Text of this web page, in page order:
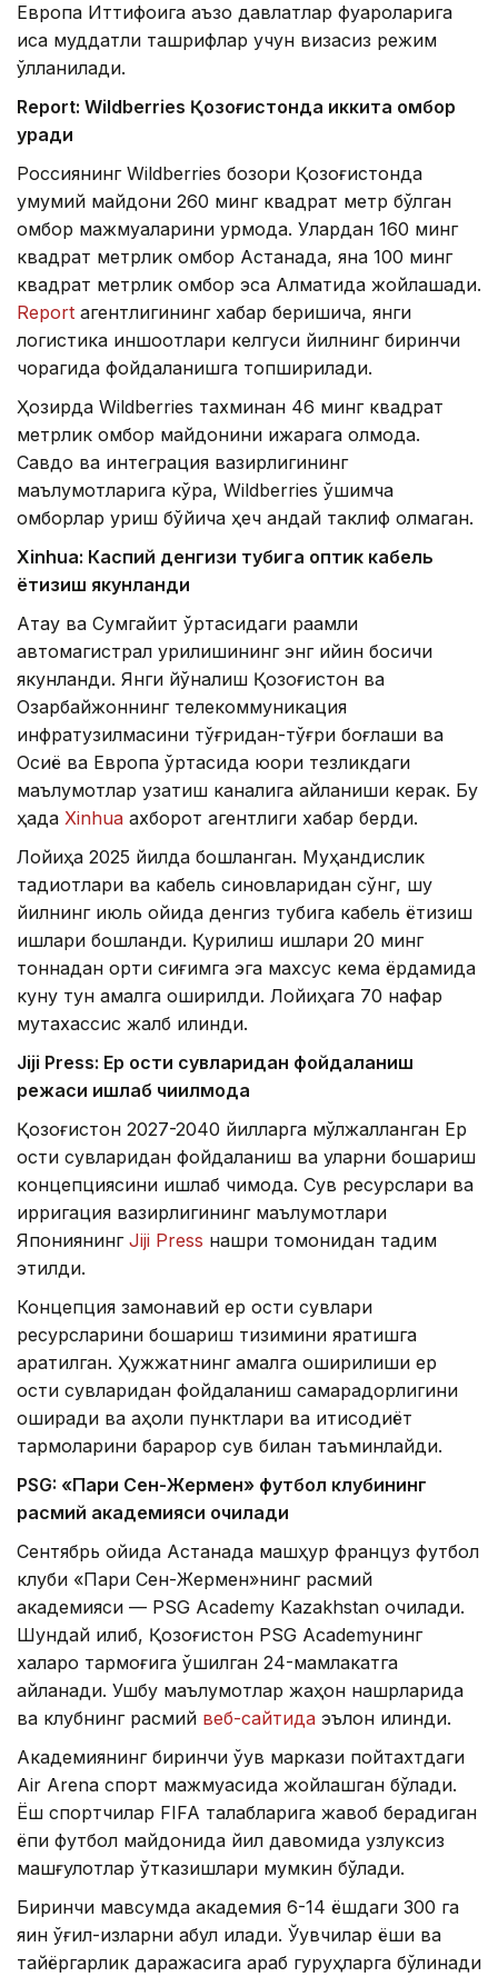
Европа Иттифоқига аъзо давлатлар фуқароларига
қисқа муддатли ташрифлар учун визасиз режим
қўлланилади.
Report: Wildberries Қозоғистонда иккита омбор
қуради
Россиянинг Wildberries бозори Қозоғистонда
умумий майдони 260 минг квадрат метр бўлган
омбор мажмуаларини қурмоқда. Улардан 160 минг
квадрат метрлик омбор Астанада, яна 100 минг
квадрат метрлик омбор эса Алматида жойлашади.
Report агентлигининг хабар беришича, янги
логистика иншоотлари келгуси йилнинг биринчи
чорагида фойдаланишга топширилади.
Ҳозирда Wildberries тахминан 46 минг квадрат
метрлик омбор майдонини ижарага олмоқда.
Савдо ва интеграция вазирлигининг
маълумотларига кўра, Wildberries қўшимча
омборлар қуриш бўйича ҳеч қандай таклиф олмаган.
Xinhuа: Каспий денгизи тубига оптик кабель
ётқизиш якунланди
Ақтау ва Сумгайит ўртасидаги рақамли
автомагистрал қурилишининг энг қийин босқичи
якунланди. Янги йўналиш Қозоғистон ва
Озарбайжоннинг телекоммуникация
инфратузилмасини тўғридан-тўғри боғлаши ва
Осиё ва Европа ўртасида юқори тезликдаги
маълумотлар узатиш каналига айланиши керак. Бу
ҳақда Xinhua ахборот агентлиги хабар берди.
Лойиҳа 2025 йилда бошланган. Муҳандислик
тадқиқотлари ва кабель синовларидан сўнг, шу
йилнинг июль ойида денгиз тубига кабель ётқизиш
ишлари бошланди. Қурилиш ишлари 20 минг
тоннадан ортиқ сиғимга эга махсус кема ёрдамида
куну тун амалга оширилди. Лойиҳага 70 нафар
мутахассис жалб қилинди.
Jiji Press: Ер ости сувларидан фойдаланиш
режаси ишлаб чиқилмоқда
Қозоғистон 2027-2040 йилларга мўлжалланган Ер
ости сувларидан фойдаланиш ва уларни бошқариш
концепциясини ишлаб чиқмоқда. Сув ресурслари ва
ирригация вазирлигининг маълумотлари
Япониянинг Jiji Press нашри томонидан тақдим
этилди.
Концепция замонавий ер ости сувлари
ресурсларини бошқариш тизимини яратишга
қаратилган. Ҳужжатнинг амалга оширилиши ер
ости сувларидан фойдаланиш самарадорлигини
оширади ва аҳоли пунктлари ва иқтисодиёт
тармоқларини барқарор сув билан таъминлайди.
PSG: «Пари Сен-Жермен» футбол клубининг
расмий академияси очилади
Сентябрь ойида Астанада машҳур француз футбол
клуби «Пари Сен-Жермен»нинг расмий
академияси — PSG Academy Kazakhstan очилади.
Шундай қилиб, Қозоғистон PSG Academyнинг
халқаро тармоғига қўшилган 24-мамлакатга
айланади. Ушбу маълумотлар жаҳон нашрларида
ва клубнинг расмий веб-сайтида эълон қилинди.
Академиянинг биринчи ўқув маркази пойтахтдаги
Air Arena спорт мажмуасида жойлашган бўлади.
Ёш спортчилар FIFA талабларига жавоб берадиган
ёпиқ футбол майдонида йил давомида узлуксиз
машғулотлар ўтказишлари мумкин бўлади.
Биринчи мавсумда академия 6-14 ёшдаги 300 га
яқин ўғил-қизларни қабул қилади. Ўқувчилар ёши ва
тайёргарлик даражасига қараб гуруҳларга бўлинади